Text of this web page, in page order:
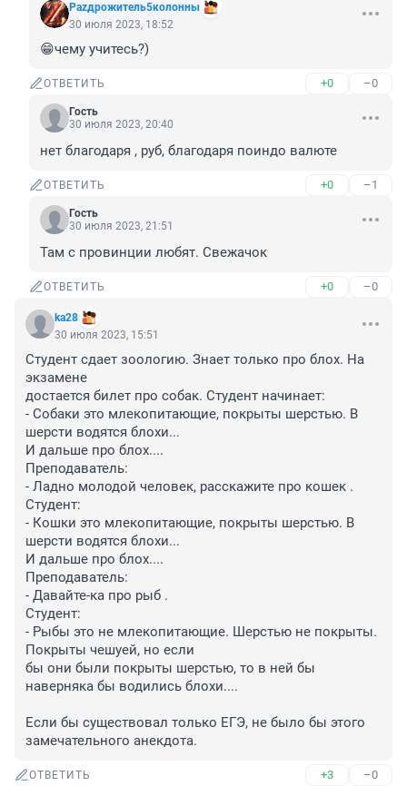
Раzдрожитель5колонны
30 июля 2023, 18:52
😁чему учитесь?)
ОТВЕТИТЬ +0 –0
Гость
30 июля 2023, 20:40
нет благодаря , руб, благодаря поиндо валюте
ОТВЕТИТЬ +0 –1
Гость
30 июля 2023, 21:51
Там с провинции любят. Свежачок
ОТВЕТИТЬ +0 –0
ka28
30 июля 2023, 15:51
Студент сдает зоологию. Знает только про блох. На
экзамене
достается билет про собак. Студент начинает:
- Собаки это млекопитающие, покрыты шерстью. В
шерсти водятся блохи...
И дальше про блох....
Преподаватель:
- Ладно молодой человек, расскажите про кошек .
Студент:
- Кошки это млекопитающие, покрыты шерстью. В
шерсти водятся блохи...
И дальше про блох....
Преподаватель:
- Давайте-ка про рыб .
Студент:
- Рыбы это не млекопитающие. Шерстью не покрыты.
Покрыты чешуей, но если
бы они были покрыты шерстью, то в ней бы
наверняка бы водились блохи....
Если бы существовал только ЕГЭ, не было бы этого
замечательного анекдота.
ОТВЕТИТЬ +3 –0